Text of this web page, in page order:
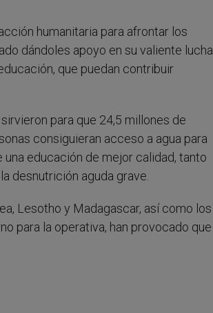
humanitaria para afrontar los
dándoles apoyo en su valiente lucha
que puedan contribuir
para que 24,5 millones de
consiguieran acceso a agua para
educación de mejor calidad, tanto
desnutrición aguda grave.
Lesotho y Madagascar, así como los
para la operativa, han provocado que